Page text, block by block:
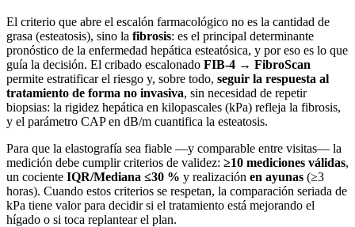
El criterio que abre el escalón farmacológico no es la cantidad de
grasa (esteatosis), sino la fibrosis: es el principal determinante
pronóstico de la enfermedad hepática esteatósica, y por eso es lo que
guía la decisión. El cribado escalonado FIB-4 → FibroScan
permite estratificar el riesgo y, sobre todo, seguir la respuesta al
tratamiento de forma no invasiva, sin necesidad de repetir
biopsias: la rigidez hepática en kilopascales (kPa) refleja la fibrosis,
y el parámetro CAP en dB/m cuantifica la esteatosis.
Para que la elastografía sea fiable —y comparable entre visitas— la
medición debe cumplir criterios de validez: ≥10 mediciones válidas,
un cociente IQR/Mediana ≤30 % y realización en ayunas (≥3
horas). Cuando estos criterios se respetan, la comparación seriada de
kPa tiene valor para decidir si el tratamiento está mejorando el
hígado o si toca replantear el plan.